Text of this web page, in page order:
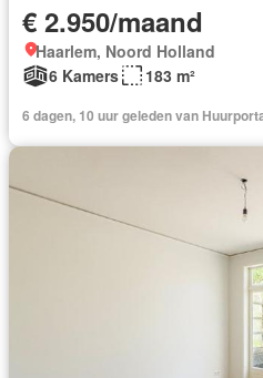
€ 2.950/maand
Haarlem, Noord Holland
6 Kamers
183 m²
6 dagen, 10 uur geleden van